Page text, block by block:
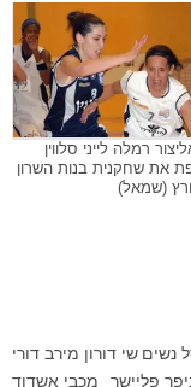
רמלה לייני סלווין
את שחקנית בנות השרון
(שמאל)
נשים שי דורון מירב דורי
פליישר
מכבי אשדוד